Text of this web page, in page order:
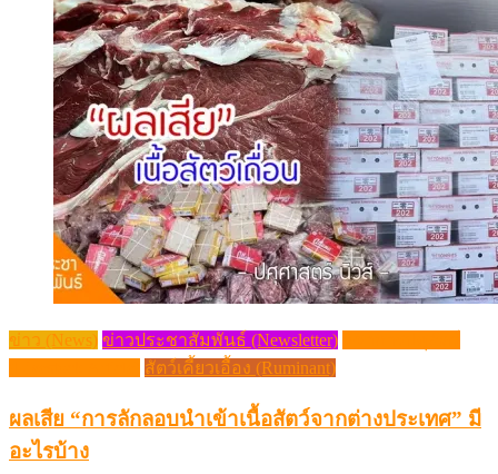
ข่าว (News) ข่าวประชาสัมพันธ์ (Newsletter)
สัตว์เคี้ยวเอื้อง (Ruminant)
ผลเสีย “การลักลอบนำเข้าเนื้อสัตว์จากต่างประเทศ” มี
อะไรบ้าง